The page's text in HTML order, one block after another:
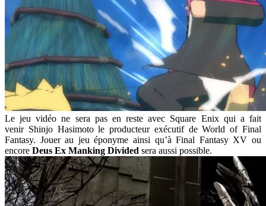
Le jeu vidéo ne sera pas en reste avec Square Enix qui a fait
venir Shinjo Hasimoto le producteur exécutif de World of Final
Fantasy. Jouer au jeu éponyme ainsi qu’à Final Fantasy XV ou
encore Deus Ex Manking Divided sera aussi possible.